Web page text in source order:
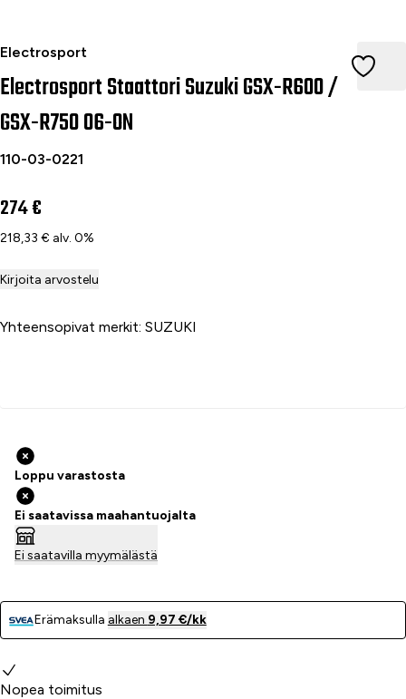
Electrosport
Electrosport Staattori Suzuki GSX-R600 / GSX-R750 06-ON
Electrosport Staattori Suzuki GSX-R600 /
GSX-R750 06-ON
110-03-0221
274 €
218,33 € alv. 0%
Kirjoita arvostelu
Yhteensopivat merkit: SUZUKI
Loppu varastosta
Ei saatavissa maahantuojalta
Ei saatavilla myymälästä
Erämaksulla alkaen 9,97 €/kk
Miksi valita meidät?
Nopea toimitus